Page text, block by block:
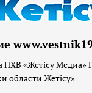
«Жетісу Медиа»
области Жетісу»